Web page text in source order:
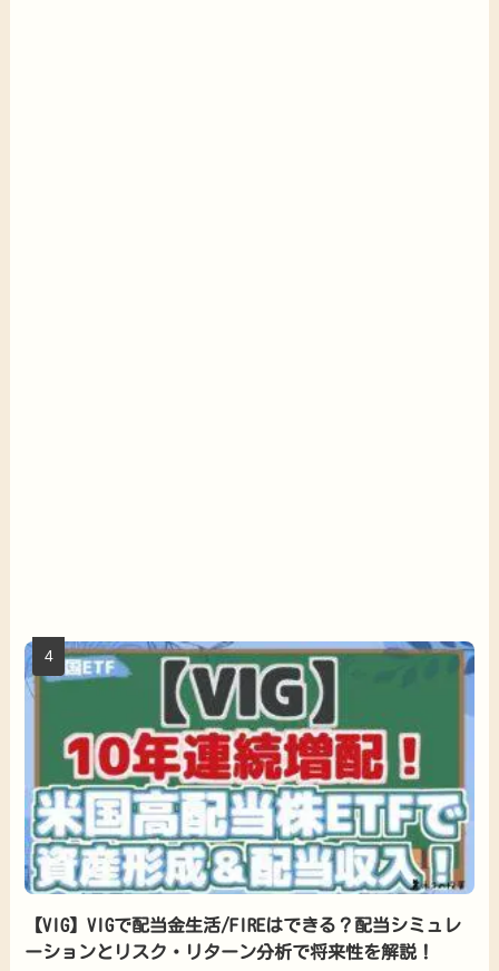
【VIG】VIGで配当金生活/FIREはできる？配当シミュレ
ーションとリスク・リターン分析で将来性を解説！